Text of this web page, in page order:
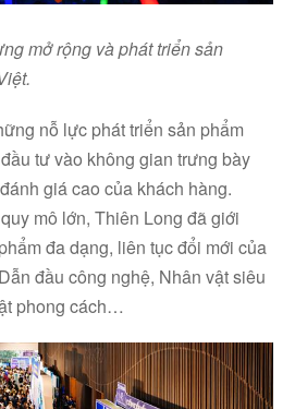
mở rộng và phát triển sản
nỗ lực phát triển sản phẩm
tư vào không gian trưng bày
giá cao của khách hàng.
mô lớn, Thiên Long đã giới
đa dạng, liên tục đổi mới của
đầu công nghệ, Nhân vật siêu
phong cách…